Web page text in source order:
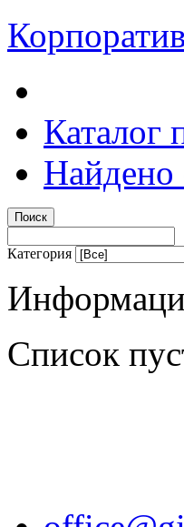
Каталог
Найдено
Категория
Список